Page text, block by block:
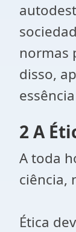
normas
disso,
2 A
A toda
ciência,
Ética